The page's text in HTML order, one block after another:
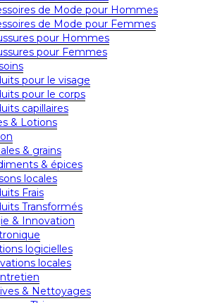
de Mode pour Hommes
de Mode pour Femmes
pour Hommes
pour Femmes
pour le visage
pour le corps
capillaires
& Lotions
& grains
& épices
locales
Frais
Transformés
& Innovation
logicielles
locales
& Nettoyages